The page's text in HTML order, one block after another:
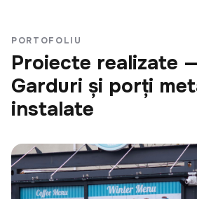
PORTOFOLIU
Proiecte realizate
Garduri și porți
instalate